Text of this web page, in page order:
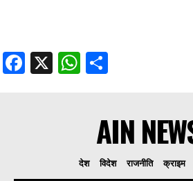
Facebook
X WhatsApp
AIN
देश विदेश राजनीति क्राइम